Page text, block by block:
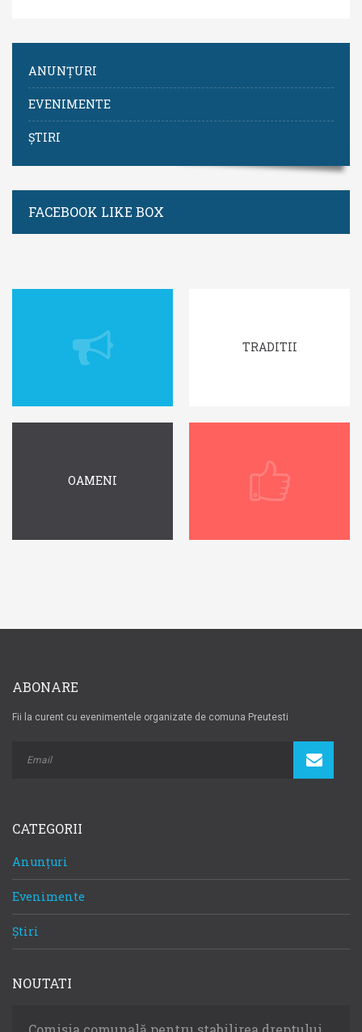
ANUNȚURI
EVENIMENTE
ȘTIRI
FACEBOOK LIKE BOX
TRADITII
OAMENI
ABONARE
Fii la curent cu evenimentele organizate de comuna Preutesti
CATEGORII
Anunțuri
Evenimente
Știri
NOUTATI